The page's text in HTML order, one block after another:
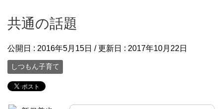
共通の話題
公開日 : 2016年5月15日 / 更新日 : 2017年10月22日
しつもん子育て